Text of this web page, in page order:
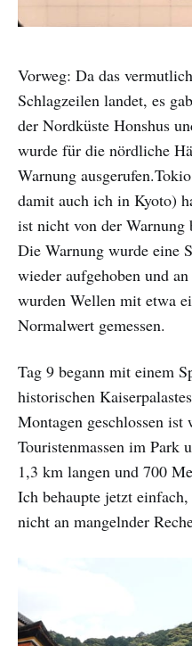
Vorweg: Da das
Schlagzeilen landet, es
der Nordküste Honshus
wurde für die nördliche
Warnung
damit auch ich in Kyoto)
ist nicht von der Warnung
Die Warnung wurde eine
wieder aufgehoben und
wurden Wellen mit etwa
Normalwert gemessen.
Tag 9 begann mit einem
historischen
Montagen geschlossen ist
Touristenmassen im Park
1,3 km langen und 700
Ich behaupte jetzt
nicht an mangelnder